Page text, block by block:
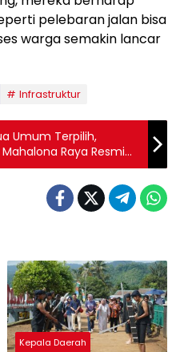
pelebaran jalan bisa
warga semakin lancar
Infrastruktur
Umum Terpilih,
Raya Resmi
Kepala Daerah